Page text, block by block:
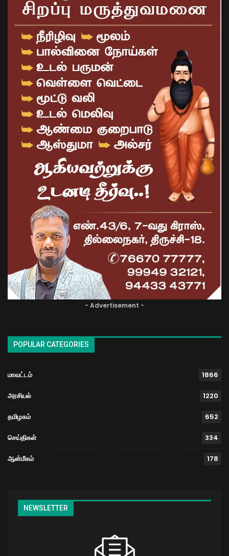
- Advertisement -
POPULAR CATEGORIES
மாவட்டம் 1866
அரசியல் 1220
தமிழகம் 652
செய்திகள் 334
ஆன்மீகம் 178
NEWSLETTER